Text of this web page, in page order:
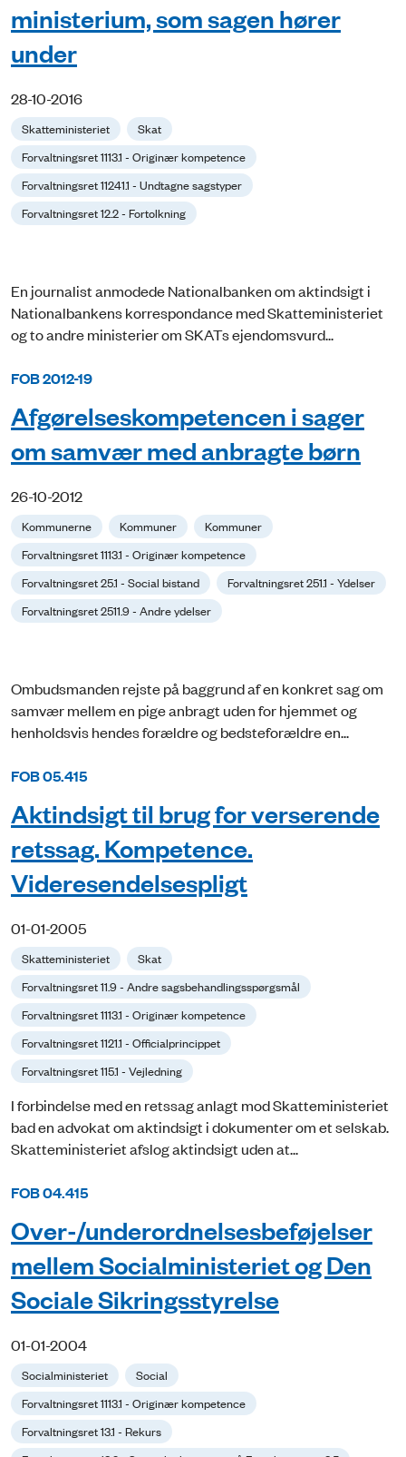
ministerium, som sagen hører
under
28-10-2016
Skatteministeriet
Skat
Forvaltningsret 1113.1 - Originær kompetence
Forvaltningsret 11241.1 - Undtagne sagstyper
Forvaltningsret 12.2 - Fortolkning
En journalist anmodede Nationalbanken om aktindsigt i
Nationalbankens korrespondance med Skatteministeriet
og to andre ministerier om SKATs ejendomsvurd...
FOB 2012-19
Afgørelseskompetencen i sager
om samvær med anbragte børn
26-10-2012
Kommunerne Kommuner
Kommuner
Forvaltningsret 1113.1 - Originær kompetence
Forvaltningsret 25.1 - Social bistand
Forvaltningsret 251.1 - Ydelser
Forvaltningsret 2511.9 - Andre ydelser
Ombudsmanden rejste på baggrund af en konkret sag om
samvær mellem en pige anbragt uden for hjemmet og
henholdsvis hendes forældre og bedsteforældre en...
FOB 05.415
Aktindsigt til brug for verserende
retssag. Kompetence.
Videresendelsespligt
01-01-2005
Skatteministeriet
Skat
Forvaltningsret 11.9 - Andre sagsbehandlingsspørgsmål
Forvaltningsret 1113.1 - Originær kompetence
Forvaltningsret 1121.1 - Officialprincippet
Forvaltningsret 115.1 - Vejledning
I forbindelse med en retssag anlagt mod Skatteministeriet
bad en advokat om aktindsigt i dokumenter om et selskab.
Skatteministeriet afslog aktindsigt uden at...
FOB 04.415
Over-/underordnelsesbeføjelser
mellem Socialministeriet og Den
Sociale Sikringsstyrelse
01-01-2004
Socialministeriet
Social
Forvaltningsret 1113.1 - Originær kompetence
Forvaltningsret 13.1 - Rekurs